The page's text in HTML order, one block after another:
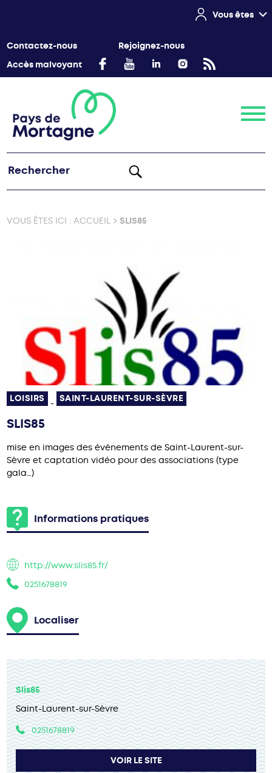
Vous êtes
Contactez-nous
Rejoignez-nous
Accès malvoyant
Menu
VOUS ÊTES ICI :ACCUEIL >SLIS85
LOISIRS - SAINT-LAURENT-SUR-SÈVRE
SLIS85
mise en images des événements de Saint-Laurent-sur-
Sèvre et captation vidéo pour des associations (type
gala…)
Informations pratiques
http://www.slis85.fr/
0251678819
Localiser
Slis85
Saint-Laurent-sur-Sèvre
0251678819
VOIR LE SITE